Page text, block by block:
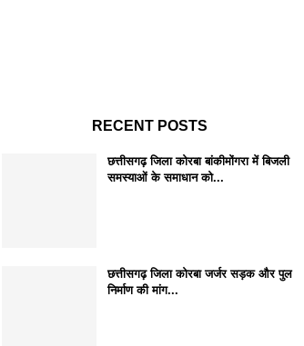
RECENT POSTS
छत्तीसगढ़ जिला कोरबा बांकीमोंगरा में बिजली
समस्याओं के समाधान को...
छत्तीसगढ़ जिला कोरबा जर्जर सड़क और पुल
निर्माण की मांग...